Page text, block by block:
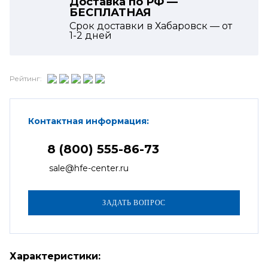
БЕСПЛАТНАЯ
Срок доставки в Хабаровск — от
1-2 дней
Рейтинг:
Контактная информация:
8 (800) 555-86-73
sale@hfe-center.ru
Характеристики: